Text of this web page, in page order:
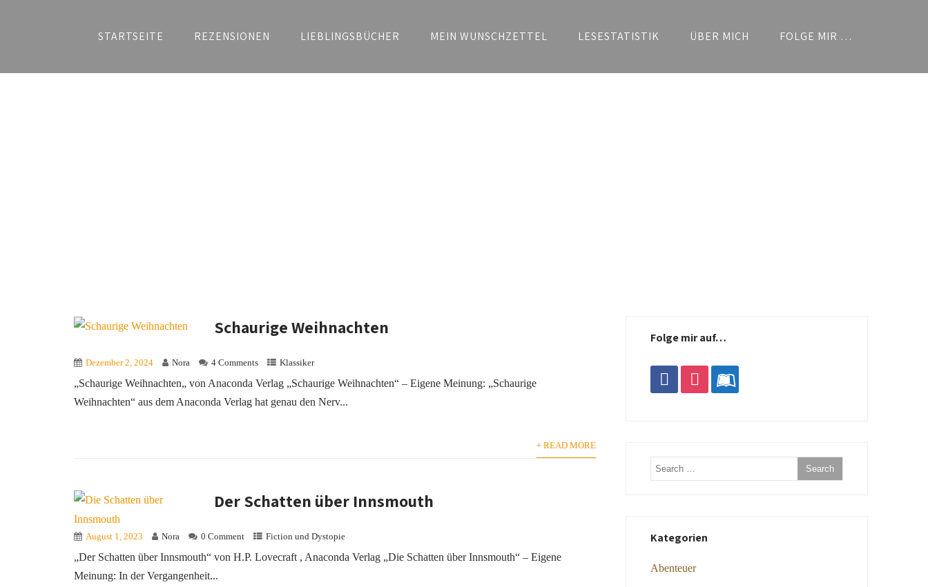
STARTSEITE REZENSIONEN LIEBLINGSBÜCHER MEIN WUNSCHZETTEL LESESTATISTIK ÜBER MICH FOLGE MIR …
Schaurige Weihnachten
Dezember 2, 2024 Nora 4 Comments Klassiker
„Schaurige Weihnachten„ von Anaconda Verlag „Schaurige Weihnachten“ – Eigene Meinung: „Schaurige
Weihnachten“ aus dem Anaconda Verlag hat genau den Nerv...
+ READ MORE
Der Schatten über Innsmouth
August 1, 2023 Nora 0 Comment Fiction und Dystopie
„Der Schatten über Innsmouth“ von H.P. Lovecraft , Anaconda Verlag „Die Schatten über Innsmouth“ – Eigene
Meinung: In der Vergangenheit...
Folge mir auf…
facebookinstagramleanpub
Kategorien
Abenteuer